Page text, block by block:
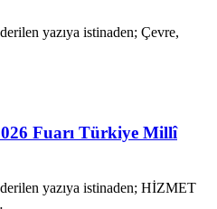
yazıya istinaden; Çevre,
Fuarı Türkiye Millî
yazıya istinaden; HİZMET